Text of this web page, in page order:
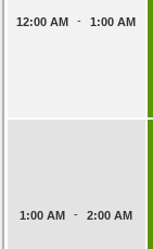
12:00 AM - 1:00 AM
1:00 AM - 2:00 AM